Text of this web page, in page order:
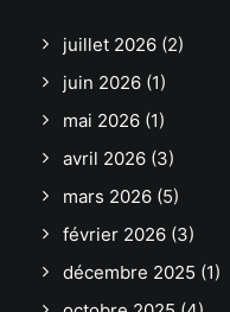
juillet 2026 (2)
juin 2026 (1)
mai 2026 (1)
avril 2026 (3)
mars 2026 (5)
février 2026 (3)
décembre 2025 (1)